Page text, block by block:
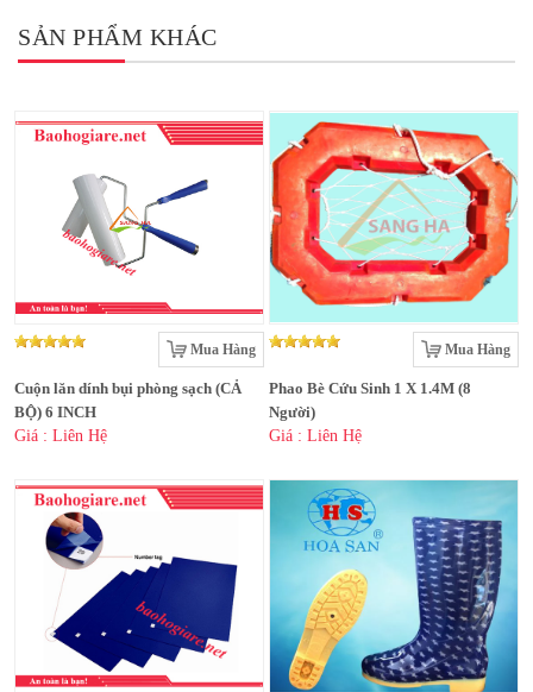
SẢN PHẨM KHÁC
Mua Hàng
Cuộn lăn dính bụi phòng sạch (CẢ
BỘ) 6 INCH
Giá : Liên Hệ
Mua Hàng
Phao Bè Cứu Sinh 1 X 1.4M (8
Người)
Giá : Liên Hệ